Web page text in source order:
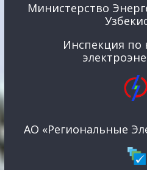
Министерство
Инспекция по
АО «Региональные